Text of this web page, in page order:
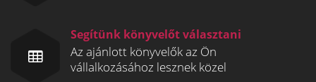
Segítünk könyvelőt választani
Az ajánlott könyvelők az Ön
vállalkozásához lesznek közel